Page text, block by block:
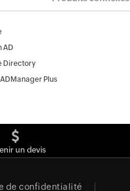
AD
Directory
Plus
un devis
de confidentialité